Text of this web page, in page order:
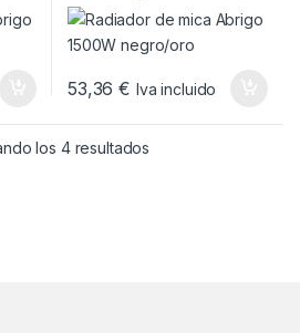
53,36€ Iva incluido
los 4 resultados